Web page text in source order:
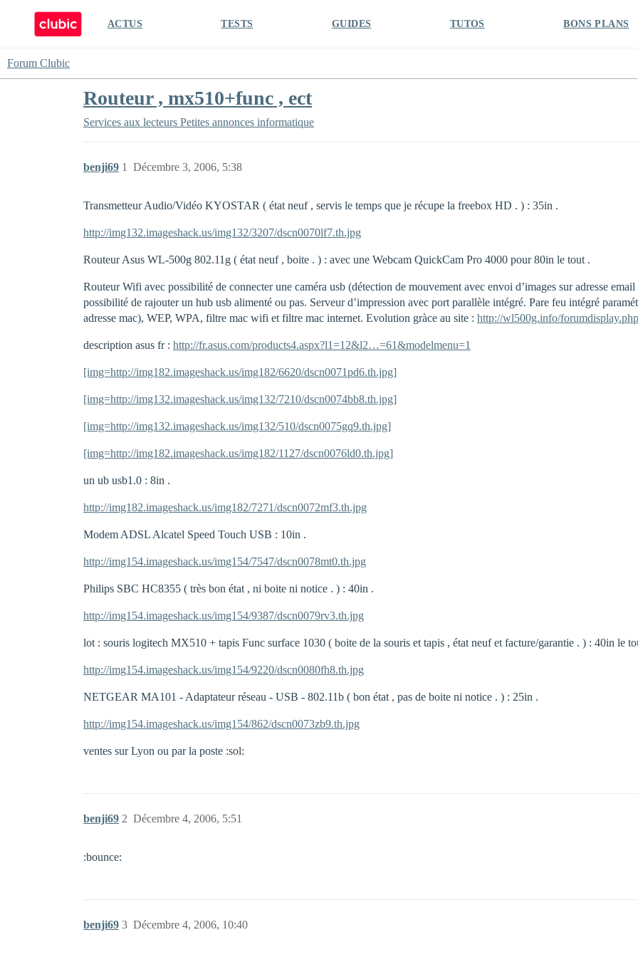
ACTUS TESTS GUIDES TUTOS BONS PLANS
Forum Clubic
Routeur , mx510+func , ect
Services aux lecteurs Petites annonces informatique
benji69 Décembre 3, 2006, 5:38
1
Transmetteur Audio/Vidéo KYOSTAR ( état neuf , servis le temps que je récupe la freebox HD . ) : 35in .
http://img132.imageshack.us/img132/3207/dscn0070lf7.th.jpg
Routeur Asus WL-500g 802.11g ( état neuf , boite . ) : avec une Webcam QuickCam Pro 4000 pour 80in le tout .
Routeur Wifi avec possibilité de connecter une caméra usb (détection de mouvement avec envoi d’images sur adresse
possibilité de rajouter un hub usb alimenté ou pas. Serveur d’impression avec port parallèle intégré. Pare feu intégré
adresse mac), WEP, WPA, filtre mac wifi et filtre mac internet. Evolution gràce au site : http://wl500g.info/
description asus fr : http://fr.asus.com/products4.aspx?l1=12&l2…=61&modelmenu=1
[img=http://img182.imageshack.us/img182/6620/dscn0071pd6.th.jpg]
[img=http://img132.imageshack.us/img132/7210/dscn0074bb8.th.jpg]
[img=http://img132.imageshack.us/img132/510/dscn0075gq9.th.jpg]
[img=http://img182.imageshack.us/img182/1127/dscn0076ld0.th.jpg]
un ub usb1.0 : 8in .
http://img182.imageshack.us/img182/7271/dscn0072mf3.th.jpg
Modem ADSL Alcatel Speed Touch USB : 10in .
http://img154.imageshack.us/img154/7547/dscn0078mt0.th.jpg
Philips SBC HC8355 ( très bon état , ni boite ni notice . ) : 40in .
http://img154.imageshack.us/img154/9387/dscn0079rv3.th.jpg
lot : souris logitech MX510 + tapis Func surface 1030 ( boite de la souris et tapis , état neuf et facture/garantie . ) : 40in le
http://img154.imageshack.us/img154/9220/dscn0080fh8.th.jpg
NETGEAR MA101 - Adaptateur réseau - USB - 802.11b ( bon état , pas de boite ni notice . ) : 25in .
http://img154.imageshack.us/img154/862/dscn0073zb9.th.jpg
ventes sur Lyon ou par la poste :sol:
benji69 Décembre 4, 2006, 5:51
2
:bounce:
benji69 Décembre 4, 2006, 10:40
3